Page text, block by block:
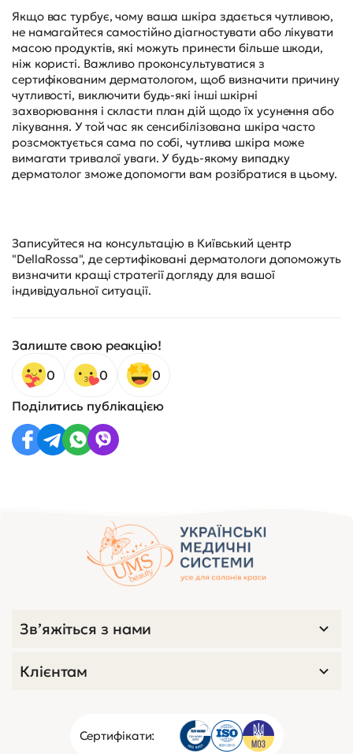
Якщо вас турбує, чому ваша шкіра здається чутливою,
не намагайтеся самостійно діагностувати або лікувати
масою продуктів, які можуть принести більше шкоди,
ніж користі. Важливо проконсультуватися з
сертифікованим дерматологом, щоб визначити причину
чутливості, виключити будь-які інші шкірні
захворювання і скласти план дій щодо їх усунення або
лікування. У той час як сенсибілізована шкіра часто
розсмоктується сама по собі, чутлива шкіра може
вимагати тривалої уваги. У будь-якому випадку
дерматолог зможе допомогти вам розібратися в цьому.
Записуйтеся на консультацію в Київський центр
"DellaRossa", де сертифіковані дерматологи допоможуть
визначити кращі стратегії догляду для вашої
індивідуальної ситуації.
Залиште свою реакцію!
0
0
0
Поділитись публікацією
Сертифікати:
Зв’яжіться з нами
Клієнтам